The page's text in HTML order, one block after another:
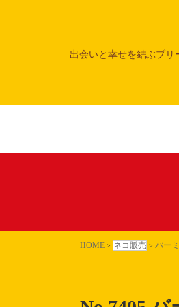
出会いと幸せを結ぶブリ
HOME > ネコ販売 > バー